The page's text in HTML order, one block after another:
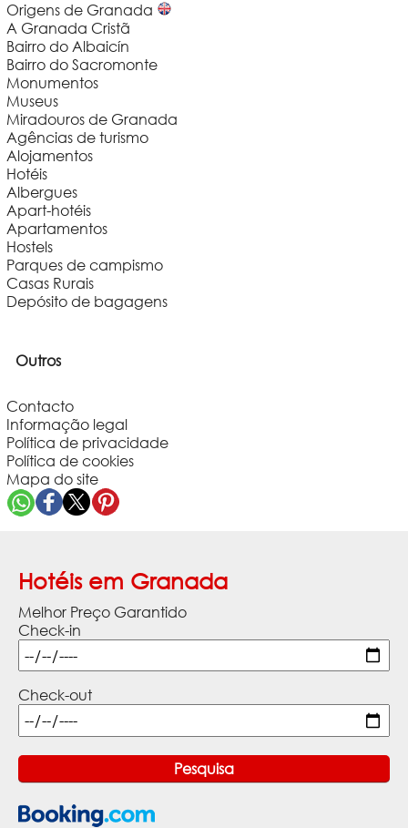
Origens de Granada
A Granada Cristã
Bairro do Albaicín
Bairro do Sacromonte
Monumentos
Museus
Miradouros de Granada
Agências de turismo
Alojamentos
Hotéis
Albergues
Apart-hotéis
Apartamentos
Hostels
Parques de campismo
Casas Rurais
Depósito de bagagens
Outros
Contacto
Informação legal
Política de privacidade
Política de cookies
Mapa do site
Hotéis em Granada
Melhor Preço Garantido
Check-in
Check-out